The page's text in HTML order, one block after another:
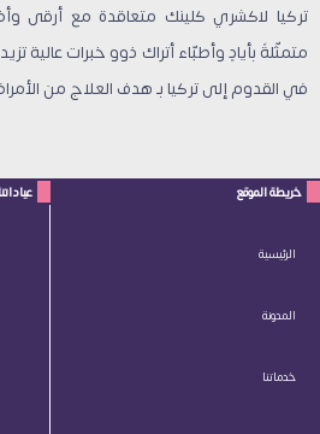
تركيا لاكشري كلينك متعاقدة مع أرقى
في القدوم إلى تركيا بـ هدف العلاج من
خريطة الموقع
الرئيسية
المدونة
خدماتنا
عياداتنا